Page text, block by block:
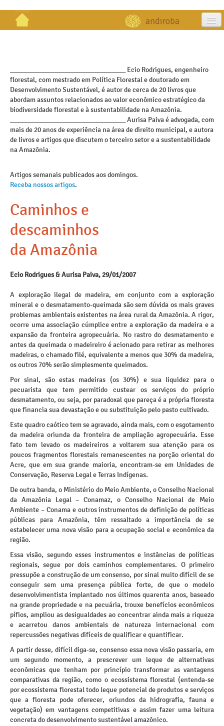
publicações
galeria
contato
_________________________________ Ecio Rodrigues, engenheiro
florestal, com mestrado em Política Florestal e doutorado em
Desenvolvimento Sustentável, é autor de cerca de 20 livros que
abordam assuntos relacionados ao valor econômico estratégico da
biodiversidade florestal e à sustentabilidade na Amazônia.
_________________________________ Aurisa Paiva é advogada, com
mais de 20 anos de experiência na área de direito municipal, e autora
de livros e artigos que discutem o terceiro setor e a sustentabilidade
na Amazônia.
Artigos semanais publicados aos domingos.
Receba nossos artigos.
Caminhos e
descaminhos
da Amazônia
Ecio Rodrigues & Aurisa Paiva, 29/01/2007
A exploração ilegal de madeira, em conjunto com a exploração
mineral e o desmatamento-queimada são sem dúvida os mais graves
problemas ambientais existentes na área rural da Amazônia. A rigor,
ocorre uma associação cúmplice entre a exploração da madeira e a
expansão da fronteira agropecuária. No rastro do desmatamento e
antes da queimada o madeireiro é acionado para retirar as melhores
madeiras, o chamado filé, equivalente a menos que 30% da madeira,
os outros 70% serão simplesmente queimados.
Por sinal, são estas madeiras (os 30%) e sua liquidez para o
pecuarista que tem permitido custear os serviços do próprio
desmatamento, ou seja, por paradoxal que pareça é a própria floresta
que financia sua devastação e ou substituição pelo pasto cultivado.
Este quadro caótico tem se agravado, ainda mais, com o esgotamento
da madeira oriunda da fronteira de ampliação agropecuária. Esse
fato tem levado os madeireiros a voltarem sua atenção para os
poucos fragmentos florestais remanescentes na porção oriental do
Acre, que em sua grande maioria, encontram-se em Unidades de
Conservação, Reserva Legal e Terras Indígenas.
De outra banda, o Ministério do Meio Ambiente, o Conselho Nacional
da Amazônia Legal – Conamaz, o Conselho Nacional de Meio
Ambiente – Conama e outros instrumentos de definição de políticas
públicas para Amazônia, têm ressaltado a importância de se
estabelecer uma nova visão para a ocupação social e econômica da
região.
Essa visão, segundo esses instrumentos e instâncias de políticas
regionais, segue por dois caminhos complementares. O primeiro
pressupõe a construção de um consenso, por sinal muito difícil de se
conseguir sem uma presença pública forte, de que o modelo
desenvolvimentista implantado nos últimos quarenta anos, baseado
na grande propriedade e na pecuária, trouxe benefícios econômicos
pífios, ampliou as desigualdades ao concentrar ainda mais a riqueza
e acarretou danos ambientais de natureza internacional com
repercussões negativas difíceis de qualificar e quantificar.
A partir desse, difícil diga-se, consenso essa nova visão passaria, em
um segundo momento, a prescrever um leque de alternativas
econômicas que tenham por princípio transformar as vantagens
comparativas da região, como o ecossistema florestal (entenda-se
por ecossistema florestal todo leque potencial de produtos e serviços
que a floresta pode oferecer, oriundos da hidrografia, fauna e
vegetação) em vantagens competitivas e assim fazer uma leitura
concreta do desenvolvimento sustentável amazônico.